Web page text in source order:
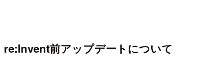
re:Invent前アップデートについて